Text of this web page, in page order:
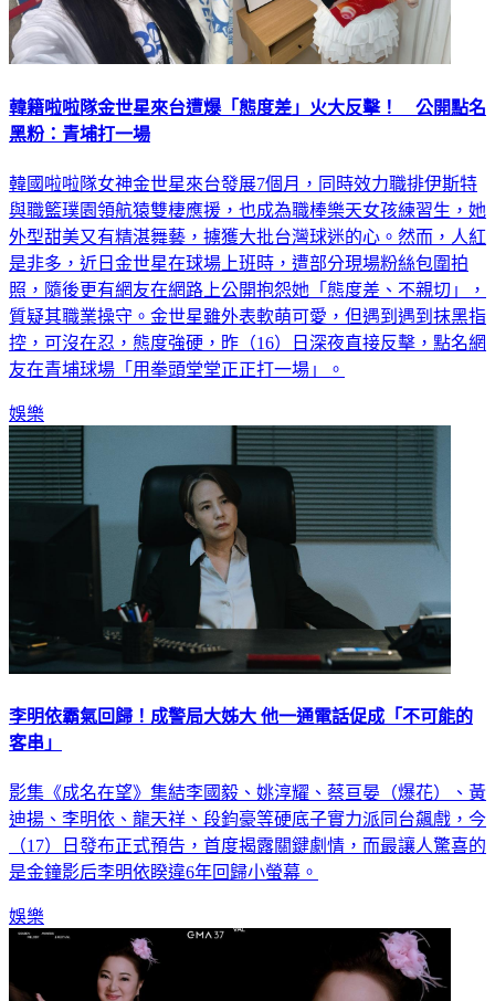
韓籍啦啦隊金世星來台遭爆「態度差」火大反擊！ 公開點名
黑粉：青埔打一場
韓國啦啦隊女神金世星來台發展7個月，同時效力職排伊斯特
與職籃璞園領航猿雙棲應援，也成為職棒樂天女孩練習生，她
外型甜美又有精湛舞藝，擄獲大批台灣球迷的心。然而，人紅
是非多，近日金世星在球場上班時，遭部分現場粉絲包圍拍
照，隨後更有網友在網路上公開抱怨她「態度差、不親切」，
質疑其職業操守。金世星雖外表軟萌可愛，但遇到遇到抹黑指
控，可沒在忍，態度強硬，昨（16）日深夜直接反擊，點名網
友在青埔球場「用拳頭堂堂正正打一場」。
娛樂
李明依霸氣回歸！成警局大姊大 他一通電話促成「不可能的
客串」
影集《成名在望》集結李國毅、姚淳耀、蔡亘晏（爆花）、黃
迪揚、李明依、龍天祥、段鈞豪等硬底子實力派同台飆戲，今
（17）日發布正式預告，首度揭露關鍵劇情，而最讓人驚喜的
是金鐘影后李明依睽違6年回歸小螢幕。
娛樂